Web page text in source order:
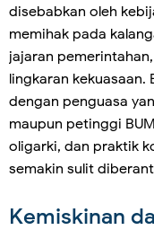
disebabkan oleh
memihak pada
jajaran
lingkaran
dengan penguasa
maupun petinggi
oligarki, dan praktik
semakin sulit
Kemiskinan